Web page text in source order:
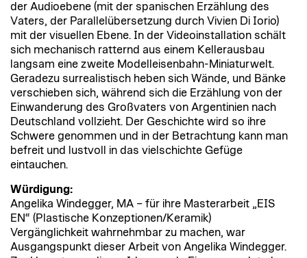
der Audioebene (mit der spanischen Erzählung des
Vaters, der Parallelübersetzung durch Vivien Di Iorio)
mit der visuellen Ebene. In der Videoinstallation schält
sich mechanisch ratternd aus einem Kellerausbau
langsam eine zweite Modelleisenbahn-Miniaturwelt.
Geradezu surrealistisch heben sich Wände, und Bänke
verschieben sich, während sich die Erzählung von der
Einwanderung des Großvaters von Argentinien nach
Deutschland vollzieht. Der Geschichte wird so ihre
Schwere genommen und in der Betrachtung kann man
befreit und lustvoll in das vielschichte Gefüge
eintauchen.
Würdigung:
Angelika Windegger, MA – für ihre Masterarbeit „EIS
EN“ (Plastische Konzeptionen/Keramik)
Vergänglichkeit wahrnehmbar zu machen, war
Ausgangspunkt dieser Arbeit von Angelika Windegger.